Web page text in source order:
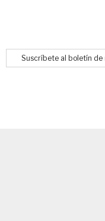
Suscríbete al boletín de